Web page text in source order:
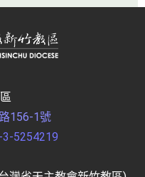
156-1號
5254219